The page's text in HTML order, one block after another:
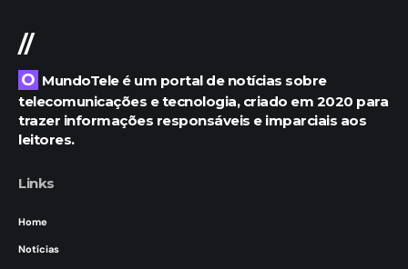
//
O MundoTele é um portal de notícias sobre
telecomunicações e tecnologia, criado em 2020 para
trazer informações responsáveis e imparciais aos
leitores.
Links
Home
Notícias